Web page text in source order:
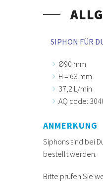
SIPHON FÜR
Ø90 mm
H = 63 mm
37,2 L/min
AQ code:
ANMERKUNG
Siphons sind bei
bestellt werden.
Bitte prüfen Sie